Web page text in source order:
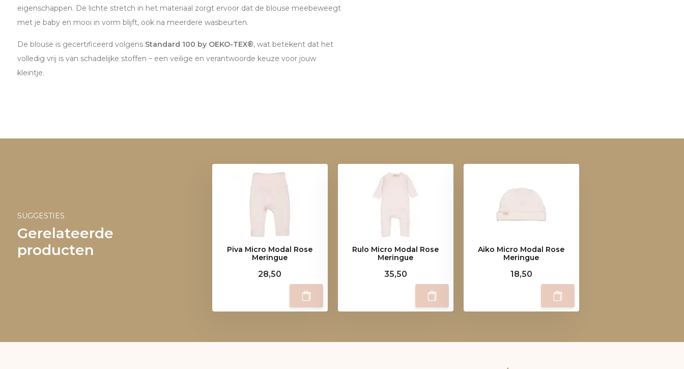
eigenschappen. De lichte stretch in het materiaal zorgt ervoor dat de blouse meebeweegt
met je baby en mooi in vorm blijft, ook na meerdere wasbeurten.
De blouse is gecertificeerd volgens Standard 100 by OEKO-TEX®, wat betekent dat het
volledig vrij is van schadelijke stoffen – een veilige en verantwoorde keuze voor jouw
kleintje.
SUGGESTIES
Gerelateerde
producten
Piva Micro Modal Rose
Meringue
28,50
Rulo Micro Modal Rose
Meringue
35,50
Aiko Micro Modal Rose
Meringue
18,50